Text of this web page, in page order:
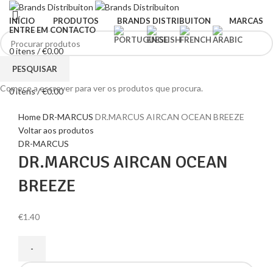
INÍCIO PRODUTOS BRANDS DISTRIBUITON
MARCAS
ENTRE EM CONTACTO
0itens /€0.00
Menu
0itens/€0.00
HomeDR-MARCUS DR.MARCUS AIRCAN OCEAN BREEZE
Voltar aos produtos
DR-MARCUS
DR.MARCUS AIRCAN OCEAN
BREEZE
€1.40
PESQUISAR
Comece a escrever para ver os produtos que procura.